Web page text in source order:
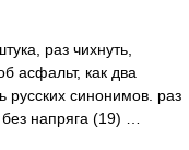
раз чихнуть,
асфальт, как два
русских синонимов. раз
без напряга (19) …